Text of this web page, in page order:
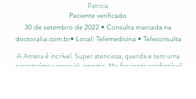
Patricia
Paciente verificado
30 de setembro de 2022 • Consulta marcada na
doctoralia.com.br• Local: Telemedicina • Teleconsulta
A Amana é incrível. Super atenciosa, querida e tem uma
característica especial: empatia. Me fez sentir confortável